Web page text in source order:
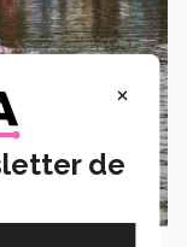
por vencido
×
de